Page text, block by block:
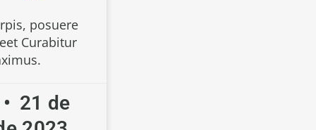
posuere
Curabitur
21 de